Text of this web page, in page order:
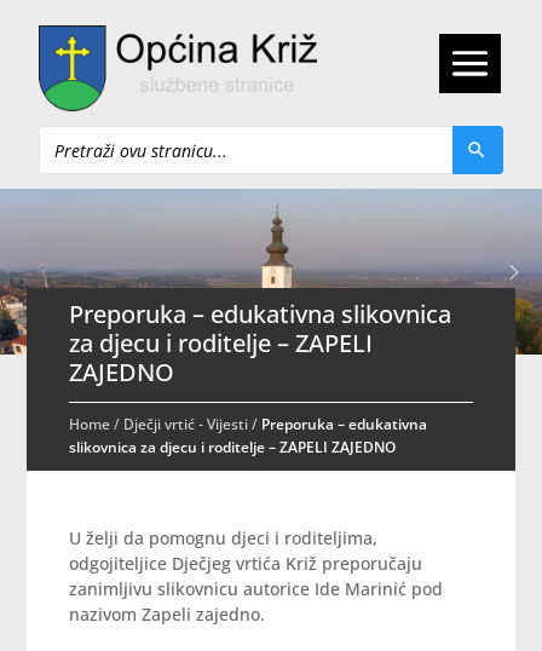
Pretraži
Preporuka – edukativna slikovnica
za djecu i roditelje – ZAPELI
ZAJEDNO
Home/ Dječji vrtić - Vijesti/ Preporuka – edukativna
slikovnica za djecu i roditelje – ZAPELI ZAJEDNO
U želji da pomognu djeci i roditeljima,
odgojiteljice Dječjeg vrtića Križ preporučaju
zanimljivu slikovnicu autorice Ide Marinić pod
nazivom Zapeli zajedno.